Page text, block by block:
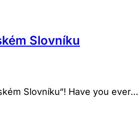
Slovníku
Slovníku“! Have you ever…